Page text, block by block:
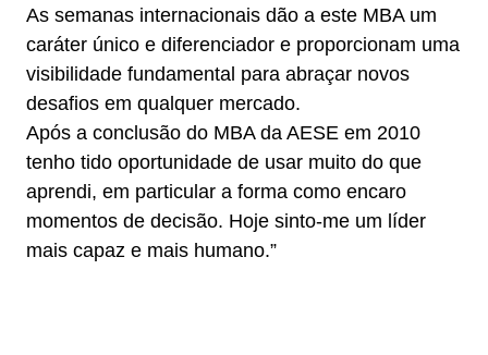
As semanas internacionais dão a este MBA um
caráter único e diferenciador e proporcionam uma
visibilidade fundamental para abraçar novos
desafios em qualquer mercado.
Após a conclusão do MBA da AESE em 2010
tenho tido oportunidade de usar muito do que
aprendi, em particular a forma como encaro
momentos de decisão. Hoje sinto-me um líder
mais capaz e mais humano.”